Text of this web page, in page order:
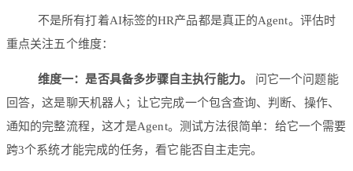
不是所有打着AI标签的HR产品都是真正的Agent。评估时
重点关注五个维度：
维度一：是否具备多步骤自主执行能力。
问它一个问题能
回答，这是聊天机器人；让它完成一个包含查询、判断、操作、
通知的完整流程，这才是Agent。测试方法很简单：给它一个需要
跨3个系统才能完成的任务，看它能否自主走完。